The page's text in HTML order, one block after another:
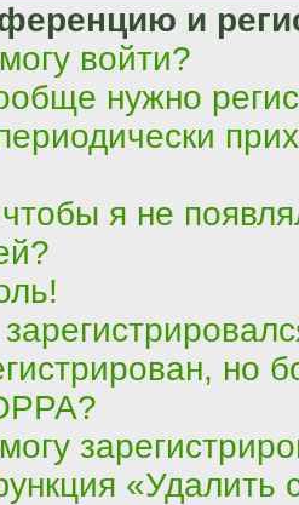
и
войти?
нужно
я не
но
«Удалить